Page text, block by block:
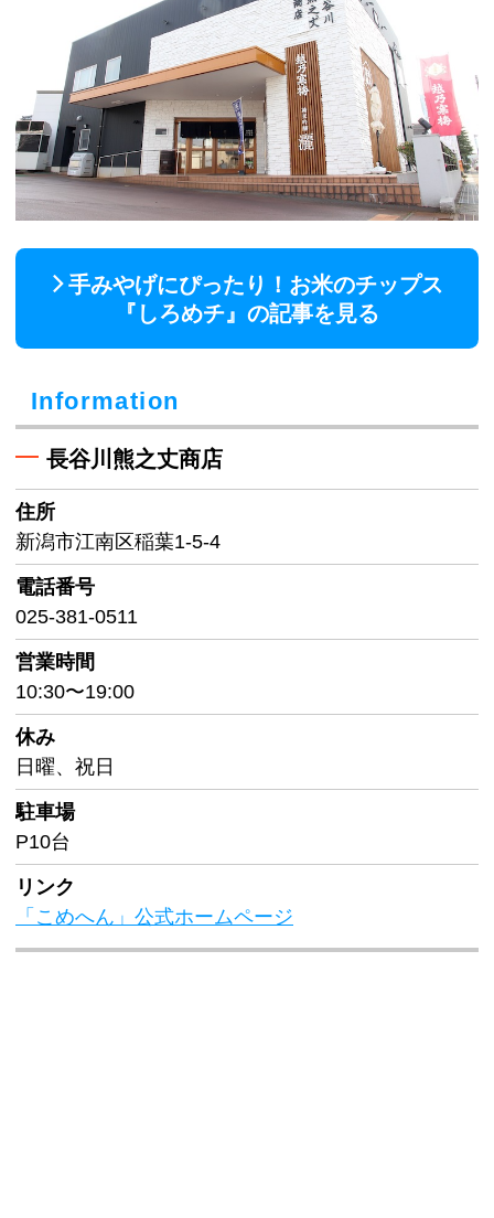
手みやげにぴったり！お米のチップス
『しろめチ』の記事を見る
Information
長谷川熊之丈商店
住所
新潟市江南区稲葉1-5-4
電話番号
025-381-0511
営業時間
10:30〜19:00
休み
日曜、祝日
駐車場
P10台
リンク
「こめへん」公式ホームページ